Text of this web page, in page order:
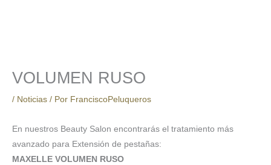
VOLUMEN RUSO
/ Noticias / Por FranciscoPeluqueros
En nuestros Beauty Salon encontrarás el tratamiento más
avanzado para Extensión de pestañas:
MAXELLE VOLUMEN RUSO